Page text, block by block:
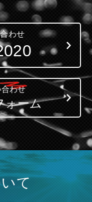
わせ
わせ
ォーム
て